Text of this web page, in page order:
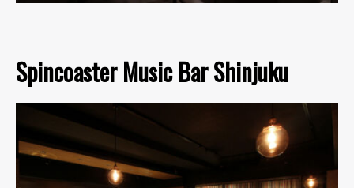
Spincoaster Music Bar Shinjuku